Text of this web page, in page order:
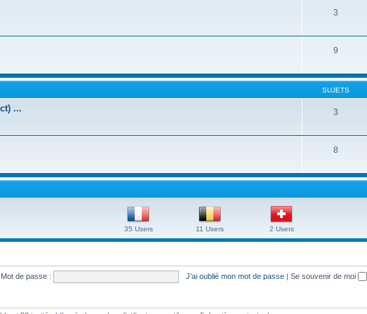
3
9
SUJETS
... 3
8
35 Users 11 Users 2 Users
Mot de passe : J’ai oublié mon mot de passe | Se souvenir de moi